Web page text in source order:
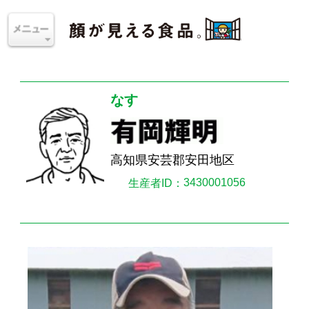
高知県安芸郡安田地区
生産者ID：3430001056